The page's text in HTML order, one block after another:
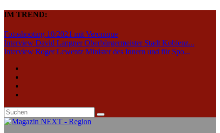
IM TREND:
Fotoshooting 10/2021 mit Veronique
Interview David Langner Oberbürgermeister Stadt Koblenz...
Interview Roger Lewentz Minister des Innern und für Spo...